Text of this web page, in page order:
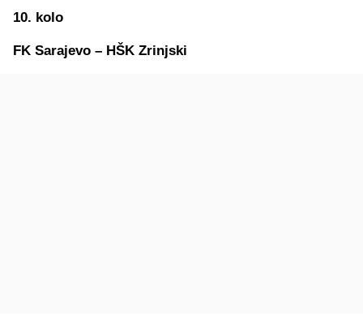
10. kolo
FK Sarajevo – HŠK Zrinjski